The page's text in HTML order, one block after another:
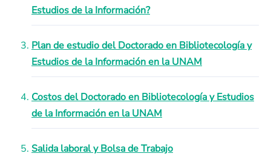
Estudios de la Información?
Plan de estudio del Doctorado en Bibliotecología y
Estudios de la Información en la UNAM
Costos del Doctorado en Bibliotecología y Estudios
de la Información en la UNAM
Salida laboral y Bolsa de Trabajo